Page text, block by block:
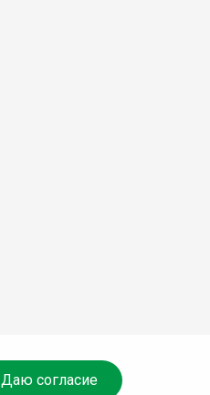
Даю согласие